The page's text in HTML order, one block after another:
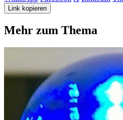
Link kopieren
Mehr zum Thema